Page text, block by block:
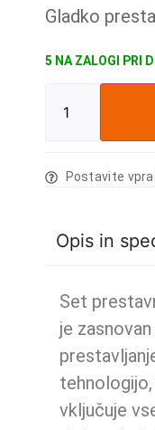
Gladko
5 NA ZALOGI
Postavite
Opis in
Set
je
vključuje